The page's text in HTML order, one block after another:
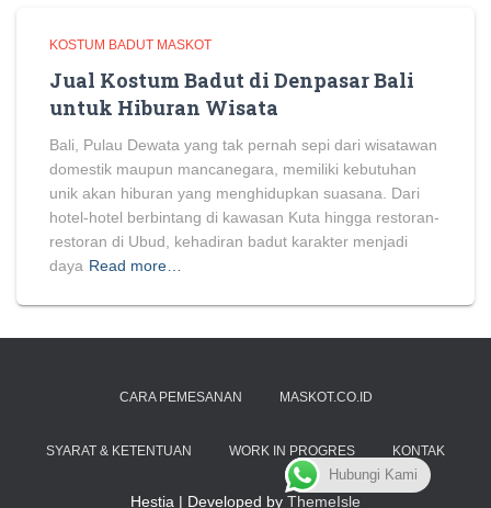
KOSTUM BADUT MASKOT
Jual Kostum Badut di Denpasar Bali
untuk Hiburan Wisata
Bali, Pulau Dewata yang tak pernah sepi dari wisatawan
domestik maupun mancanegara, memiliki kebutuhan
unik akan hiburan yang menghidupkan suasana. Dari
hotel-hotel berbintang di kawasan Kuta hingga restoran-
restoran di Ubud, kehadiran badut karakter menjadi
daya Read more…
CARA PEMESANAN MASKOT.CO.ID
SYARAT & KETENTUAN WORK IN PROGRES KONTAK
Hestia | Developed by ThemeIsle
Hubungi Kami